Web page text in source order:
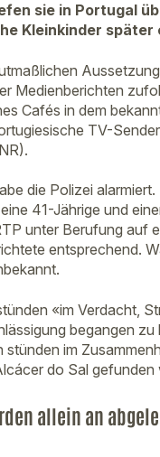
sie in Portugal
Kleinkinder später
Medienberichten
Cafés in dem
TV-
die Polizei
41-Jährige und
unter Berufung auf
entsprechend.
«im Verdacht,
begangen
stünden im
do Sal
allein an